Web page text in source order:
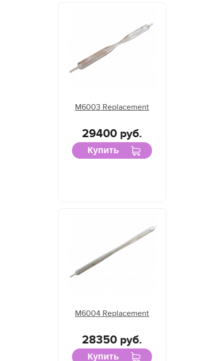
M6003 Replacement
29400 руб.
Купить
M6004 Replacement
28350 руб.
Купить